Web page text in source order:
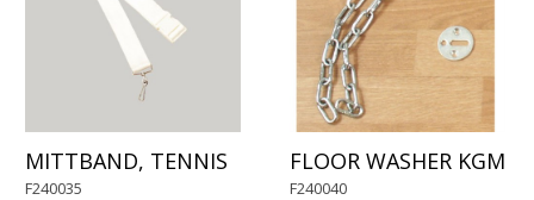
MITTBAND, TENNIS
F240035
FLOOR WASHER KGM
F240040